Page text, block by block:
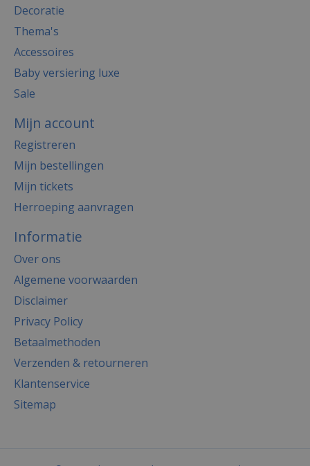
Decoratie
Thema's
Accessoires
Baby versiering luxe
Sale
Mijn account
Registreren
Mijn bestellingen
Mijn tickets
Herroeping aanvragen
Informatie
Over ons
Algemene voorwaarden
Disclaimer
Privacy Policy
Betaalmethoden
Verzenden & retourneren
Klantenservice
Sitemap